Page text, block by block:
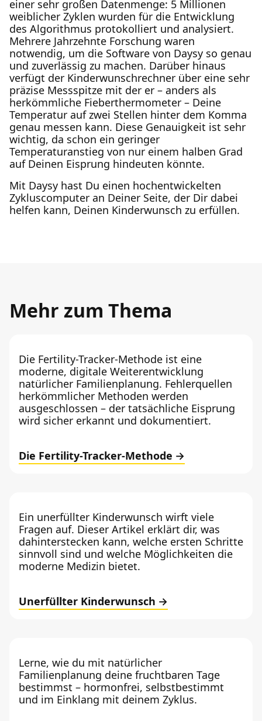
einer sehr großen Datenmenge: 5 Millionen
weiblicher Zyklen wurden für die Entwicklung
des Algorithmus protokolliert und analysiert.
Mehrere Jahrzehnte Forschung waren
notwendig, um die Software von Daysy so genau
und zuverlässig zu machen. Darüber hinaus
verfügt der Kinderwunschrechner über eine sehr
präzise Messspitze mit der er – anders als
herkömmliche Fieberthermometer – Deine
Temperatur auf zwei Stellen hinter dem Komma
genau messen kann. Diese Genauigkeit ist sehr
wichtig, da schon ein geringer
Temperaturanstieg von nur einem halben Grad
auf Deinen Eisprung hindeuten könnte.
Mit Daysy hast Du einen hochentwickelten
Zykluscomputer an Deiner Seite, der Dir dabei
helfen kann, Deinen Kinderwunsch zu erfüllen.
Mehr zum Thema
Die Fertility-Tracker-Methode ist eine
moderne, digitale Weiterentwicklung
natürlicher Familienplanung. Fehlerquellen
herkömmlicher Methoden werden
ausgeschlossen – der tatsächliche Eisprung
wird sicher erkannt und dokumentiert.
Die Fertility-Tracker-Methode
Ein unerfüllter Kinderwunsch wirft viele
Fragen auf. Dieser Artikel erklärt dir, was
dahinterstecken kann, welche ersten Schritte
sinnvoll sind und welche Möglichkeiten die
moderne Medizin bietet.
Unerfüllter Kinderwunsch
Lerne, wie du mit natürlicher
Familienplanung deine fruchtbaren Tage
bestimmst – hormonfrei, selbstbestimmt
und im Einklang mit deinem Zyklus.